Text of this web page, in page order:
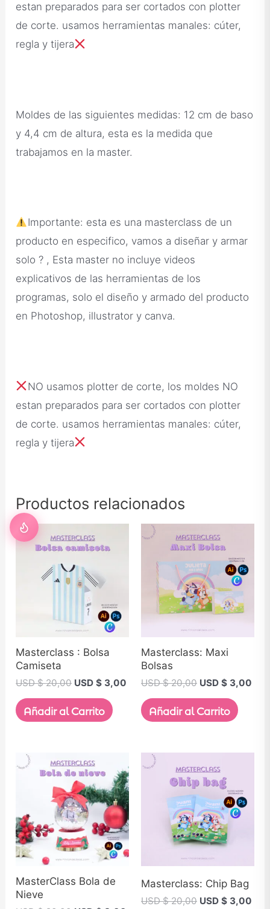
estan preparados para ser cortados con plotter
de corte. usamos herramientas manales: cúter,
regla y tijera
Moldes de las siguientes medidas: 12 cm de baso
y 4,4 cm de altura, esta es la medida que
trabajamos en la master.
Importante: esta es una masterclass de un
producto en especifico, vamos a diseñar y armar
solo ? , Esta master no incluye videos
explicativos de las herramientas de los
programas, solo el diseño y armado del producto
en Photoshop, illustrator y canva.
NO usamos plotter de corte, los moldes NO
estan preparados para ser cortados con plotter
de corte. usamos herramientas manales: cúter,
regla y tijera
Productos relacionados
Masterclass : Bolsa
Camiseta
USD $20,00 USD $ 3,00
Añadir al Carrito
Masterclass: Maxi
Bolsas
USD $20,00 USD $ 3,00
Añadir al Carrito
MasterClass Bola de
Nieve
Masterclass: Chip Bag
USD $20,00 USD $ 3,00